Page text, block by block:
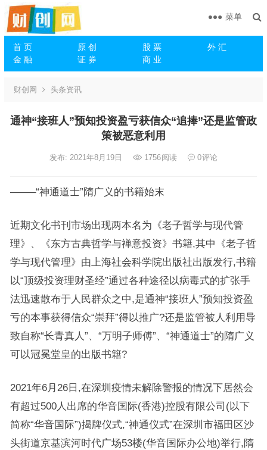
首 页 原 创 股 票
外 汇
金 融
证 券 商 业
菜单
财创网 头条资讯
通神“接班人”预知投资盈亏获信众“追捧”还是监管政
策被恶意利用
发布: 2021年8月19日 1756阅读 0评论
——–“神通道士”隋广义的书籍始末
近期文化书刊市场出现两本名为《老子哲学与现代管
理》、《东方古典哲学与禅意投资》书籍,其中《老子哲
学与现代管理》由上海社会科学院出版社出版发行,书籍
以“顶级投资理财圣经”通过各种途径以病毒式的扩张手
法迅速散布于人民群众之中,是通神“接班人”预知投资盈
亏的本事获得信众“崇拜”得以推广?还是监管被人利用导
致自称“长青真人”、“万明子师傅”、“神通道士”的隋广义
可以冠冕堂皇的出版书籍?
2021年6月26日,在深圳疫情未解除警报的情况下居然会
有超过500人出席的华音国际(香港)控股有限公司(以下
简称“华音国际”)揭牌仪式,“神通仪式”在深圳市福田区沙
头街道京基滨河时代广场53楼(华音国际办公地)举行,隋